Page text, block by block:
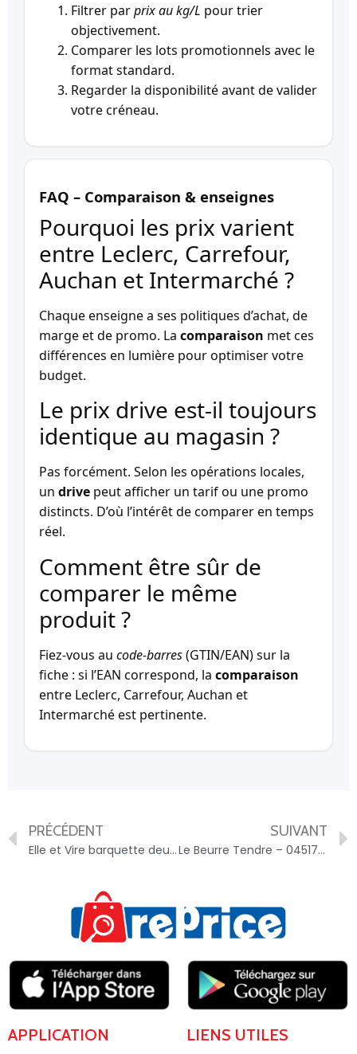
Filtrer parprix au kg/L pour trier
objectivement.
Comparer les lots promotionnels avec le
format standard.
Regarder la disponibilité avant de valider
votre créneau.
FAQ – Comparaison & enseignes
Pourquoi les prix varient
entre Leclerc, Carrefour,
Auchan et Intermarché ?
Chaque enseigne a ses politiques d’achat, de
marge et de promo. La comparaison met ces
différences en lumière pour optimiser votre
budget.
Le prix drive est-il toujours
identique au magasin ?
Pas forcément. Selon les opérations locales,
un drive peut afficher un tarif ou une promo
distincts. D’où l’intérêt de comparer en temps
réel.
Comment être sûr de
comparer le même
produit ?
Fiez-vous au code-barres(GTIN/EAN) sur la
fiche : si l’EAN correspond, la comparaison
entre Leclerc, Carrefour, Auchan et
Intermarché est pertinente.
PRÉCÉDENT
Elle et Vire barquette deurre doux tendre leger 41% lot – 3451790897818
SUIVANT
Le Beurre Tendre – 0451790941610
APPLICATION LIENS UTILES